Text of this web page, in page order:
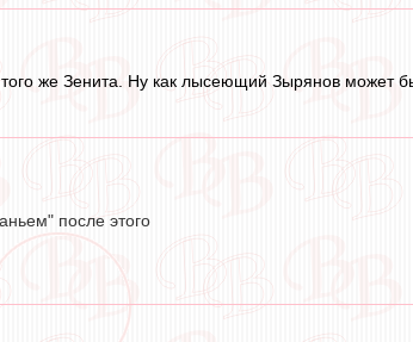
же Зенита. Ну как лысеющий Зырянов может
после этого